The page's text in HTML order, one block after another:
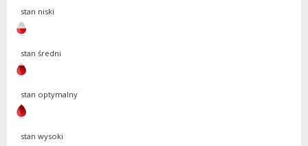
stan niski
stan średni
stan optymalny
stan wysoki